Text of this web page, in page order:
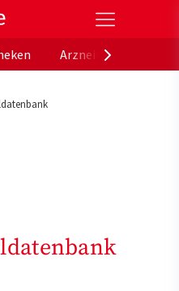
Gesundheitsportal der